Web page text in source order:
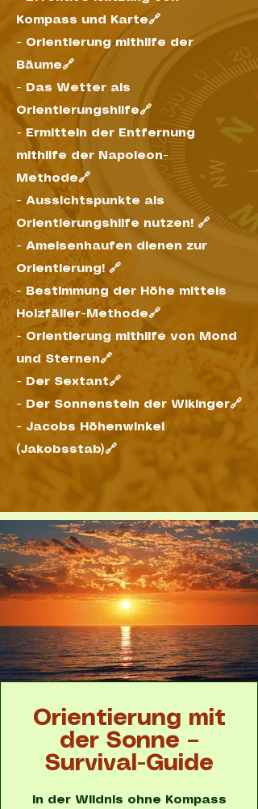
Kompass und Karte🔗
- Orientierung mithilfe der
Bäume🔗
- Das Wetter als
Orientierungshilfe🔗
-
Ermitteln der Entfernung
mithilfe der Napoleon-
Methode🔗
- Aussichtspunkte als
Orientierungshilfe nutzen! 🔗
- Ameisenhaufen dienen zur
Orientierung! 🔗
-Bestimmung der Höhe mittels
Holzfäller-Methode🔗
- Orientierung mithilfe von Mond
und Sternen🔗
-
Der Sextant🔗
-
Der Sonnenstein der Wikinger🔗
- Jacobs Höhenwinkel
(Jakobsstab)🔗
Orientierung mit
der Sonne –
Survival-Guide
In der Wildnis ohne Kompass